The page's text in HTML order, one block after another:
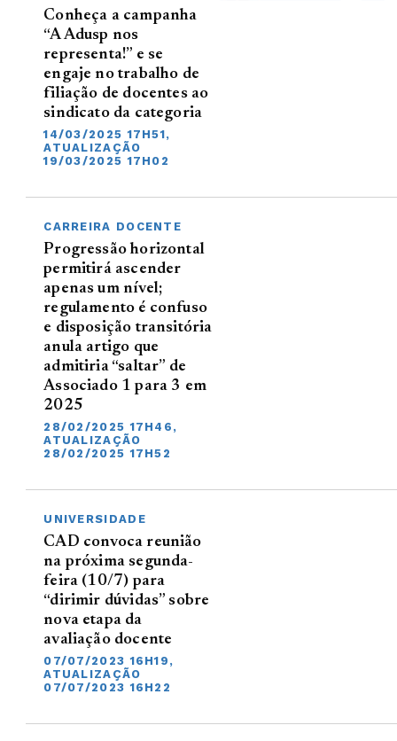
Conheça a campanha
“A Adusp nos
representa!” e se
engaje no trabalho de
filiação de docentes ao
sindicato da categoria
14/03/2025 17H51,
ATUALIZAÇÃO
19/03/2025 17H02
CARREIRA DOCENTE
Progressão horizontal
permitirá ascender
apenas um nível;
regulamento é confuso
e disposição transitória
anula artigo que
admitiria “saltar” de
Associado 1 para 3 em
2025
28/02/2025 17H46,
ATUALIZAÇÃO
28/02/2025 17H52
UNIVERSIDADE
CAD convoca reunião
na próxima segunda-
feira (10/7) para
“dirimir dúvidas” sobre
nova etapa da
avaliação docente
07/07/2023 16H19,
ATUALIZAÇÃO
07/07/2023 16H22